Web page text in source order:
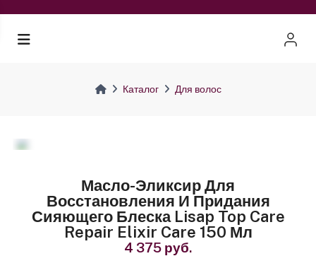
Каталог Для волос
Масло-Эликсир Для
Восстановления И Придания
Сияющего Блеска Lisap Top Care
Repair Elixir Care 150 Мл
4 375 руб.